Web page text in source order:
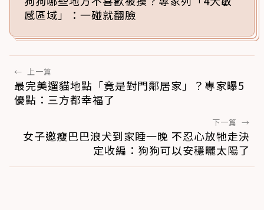
感區域」：一碰就翻臉
← 上一篇
最完美遛貓地點「竟是對門鄰居家」？專家曝5
優點：三方都幸福了
下一篇 →
女子邀瘦巴巴浪犬到家睡一晚 不忍心放牠走決
定收編：狗狗可以安穩曬太陽了